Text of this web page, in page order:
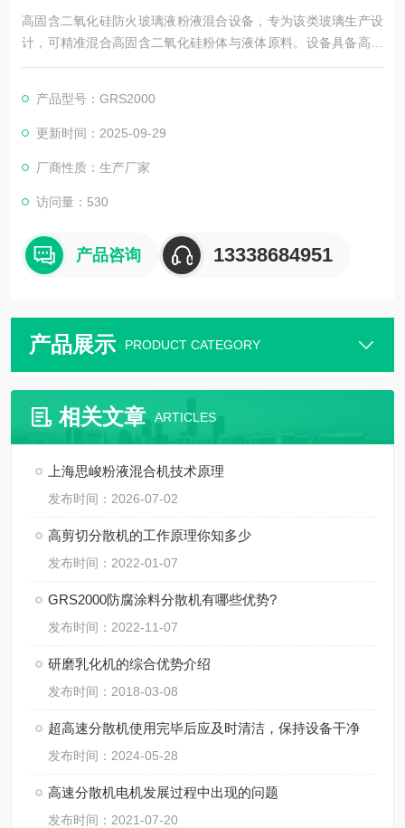
高固含二氧化硅防火玻璃液粉液混合设备，专为该类玻璃生产设
计，可精准混合高固含二氧化硅粉体与液体原料。设备具备高效
搅拌系统，能解决高固含物料易团聚问题，确保混合均匀度；搭
性，为防火玻璃优异防火性能奠定原料基础。
产品型号：GRS2000
更新时间：2025-09-29
厂商性质：生产厂家
访问量：530
产品咨询 13338684951
产品展示 PRODUCT CATEGORY
相关文章 ARTICLES
上海思峻粉液混合机技术原理
发布时间：2026-07-02
高剪切分散机的工作原理你知多少
发布时间：2022-01-07
GRS2000防腐涂料分散机有哪些优势?
发布时间：2022-11-07
研磨乳化机的综合优势介绍
发布时间：2018-03-08
超高速分散机使用完毕后应及时清洁，保持设备干净
发布时间：2024-05-28
高速分散机电机发展过程中出现的问题
发布时间：2021-07-20